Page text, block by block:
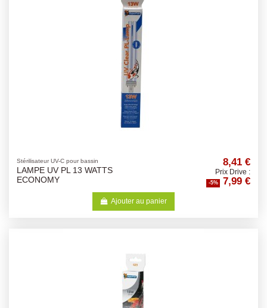
Stérilisateur UV-C pour bassin
LAMPE UV PL 13 WATTS
ECONOMY
8,41 €
Prix Drive :
-5% 7,99 €
Ajouter au panier